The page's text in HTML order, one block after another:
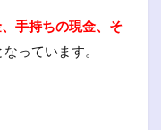
手持ちの現金、そ
なっています。